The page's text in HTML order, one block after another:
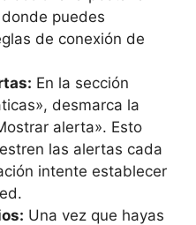
puedes
de conexión de
En la sección
desmarca la
alerta». Esto
las alertas cada
intente establecer
Una vez que hayas